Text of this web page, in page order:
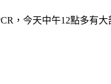
，今天中午12點多有大